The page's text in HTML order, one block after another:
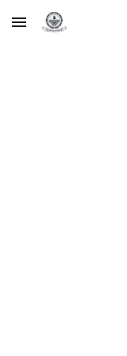
Skip to main content